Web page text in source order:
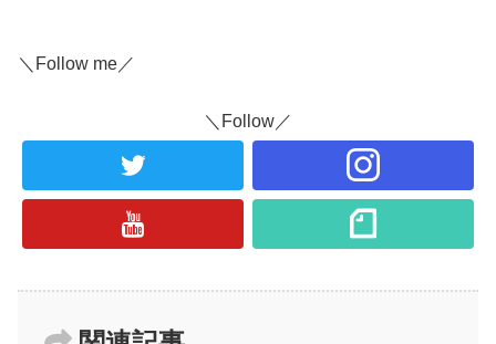
＼Follow me／
＼Follow／